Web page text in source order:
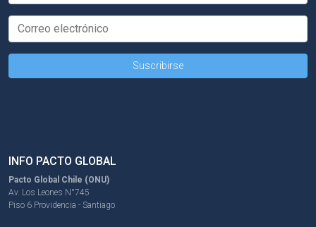
INFO PACTO GLOBAL
Pacto Global Chile (ONU)
Av. Los Leones N°745
Piso 6 Providencia - Santiago